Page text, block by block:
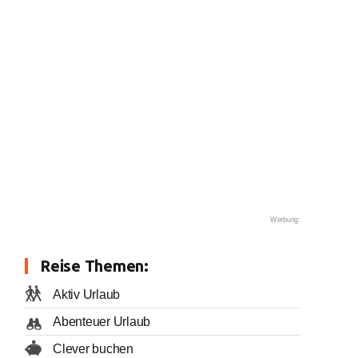
Werbung:
Reise Themen:
Aktiv Urlaub
Abenteuer Urlaub
Clever buchen